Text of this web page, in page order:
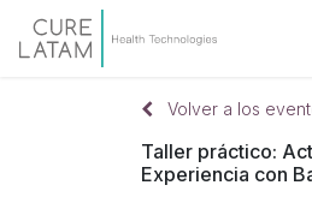
Volver a los
Taller práctico:
Experiencia con